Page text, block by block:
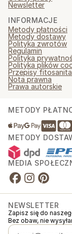
Newsletter
INFORMACJE
Metody płatności
Metody dostawy
Polityka zwrotów
Regulamin
Polityka
Polityka plików
Przepisy
Nota prawna
Prawa autorskie
METODY
METODY
MEDIA
NEWSLETTER
Zapisz się do
Bez obaw, nie